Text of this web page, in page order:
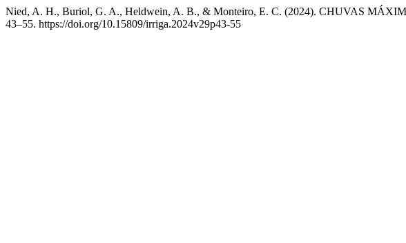
Nied, A. H., Buriol, G. A., Heldwein, A. B., & Monteiro, E. C. (2024). CHUVAS
43–55. https://doi.org/10.15809/irriga.2024v29p43-55